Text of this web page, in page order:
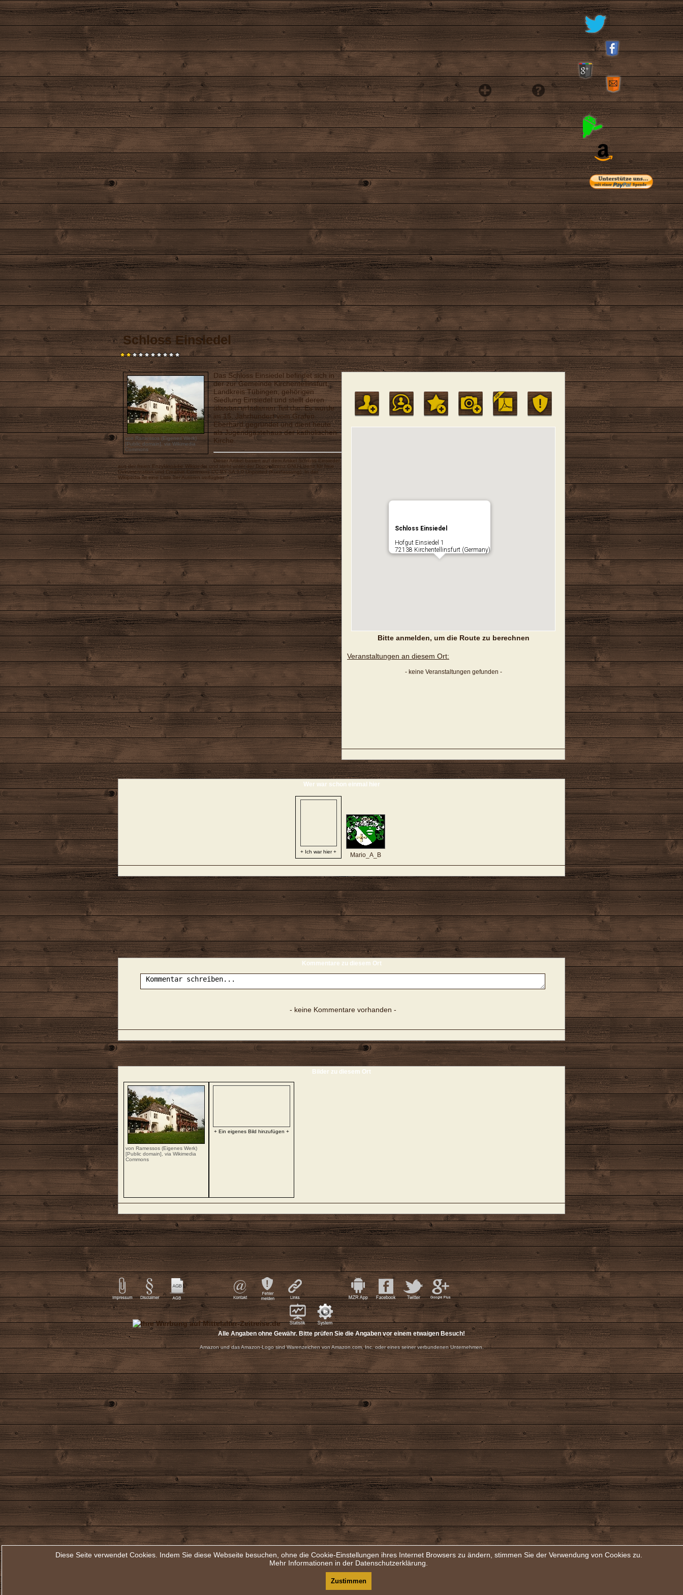
Schloss Einsiedel
von Ramessos (Eigenes Werk)
[Public domain], via Wikimedia
Commons
Schloss Einsiedel
Hofgut Einsiedel 1
72138 Kirchentellinsfurt (Germany)
Bitte anmelden, um die Route zu berechnen
Veranstaltungen an diesem Ort:
- keine Veranstaltungen gefunden -
Das Schloss Einsiedel befindet sich in
der zur Gemeinde Kirchentellinsfurt,
Landkreis Tübingen, gehörigen
Siedlung Einsiedel und stellt deren
ältesten erhaltenen Teil dar. Es wurde
im 15. Jahrhundert vom Grafen
Eberhard gegründet und dient heute
als Jugendgästehaus der katholischen
Kirche.
Dieser Artikel basiert auf dem Artikel Schloss Einsiedel
aus der freien EnzyklopädieWikipedia und steht unter der Doppellizenz GNU-Lizenz für freie
Dokumentationund Creative Commons CC-BY-SA 3.0 Unported(Kurzfassung ). In der
Wikipedia ist eine Liste der Autoren verfügbar.
Wer war schon einmal hier
+ Ich war hier + Mario_A_B
Kommentare zu diesem Ort
- keine Kommentare vorhanden -
Bilder zu diesem Ort
von Ramessos (Eigenes Werk)
[Public domain], via Wikimedia
Commons
+ Ein eigenes Bild hinzufügen +
Alle Angaben ohne Gewähr. Bitte prüfen Sie die Angaben vor einem etwaigen Besuch!
Amazon und das Amazon-Logo sind Warenzeichen von Amazon.com, Inc. oder eines seiner verbundenen Unternehmen.
Diese Seite verwendet Cookies. Indem Sie diese Webseite besuchen, ohne die Cookie-Einstellungen ihres Internet Browsers zu ändern, stimmen Sie der Verwendung von Cookies zu.
Mehr Informationen in der Datenschutzerklärung.
Zustimmen